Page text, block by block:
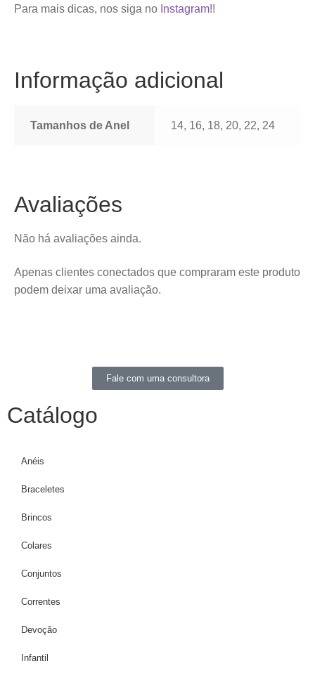
Para mais dicas, nos siga no Instagram!!
Informação adicional
Tamanhos de Anel 14, 16, 18, 20, 22, 24
Avaliações
Não há avaliações ainda.
Apenas clientes conectados que compraram este produto
podem deixar uma avaliação.
Fale com uma consultora
Catálogo
Anéis
Braceletes
Brincos
Colares
Conjuntos
Correntes
Devoção
Infantil